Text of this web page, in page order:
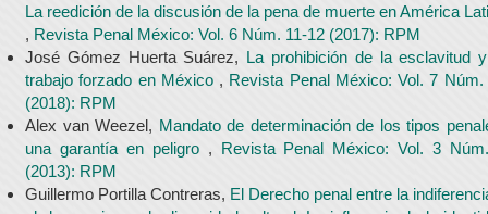
La reedición de la discusión de la pena de muerte en América
, Revista Penal México: Vol. 6 Núm. 11-12 (2017): RPM
José Gómez Huerta Suárez, La prohibición de la esclavitud
trabajo forzado en México , Revista Penal México: Vol. 7 Núm.
(2018): RPM
Alex van Weezel, Mandato de determinación de los tipos
una garantía en peligro , Revista Penal México: Vol. 3
(2013): RPM
Guillermo Portilla Contreras, El Derecho penal entre la